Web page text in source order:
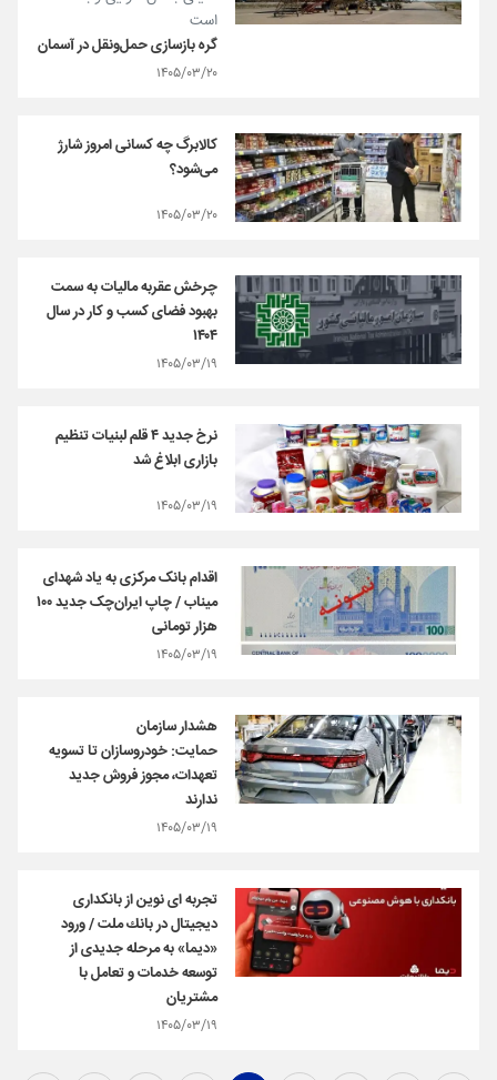
است
گره بازسازی حمل‌ونقل در آسمان
۱۴۰۵/۰۳/۲۰
کالابرگ چه کسانی امروز شارژ
می‌شود؟
۱۴۰۵/۰۳/۲۰
چرخش عقربه مالیات به سمت
بهبود فضای کسب و کار در سال
۱۴۰۴
۱۴۰۵/۰۳/۱۹
نرخ جدید ۴ قلم لبنیات تنظیم
بازاری ابلاغ شد
۱۴۰۵/۰۳/۱۹
اقدام بانک مرکزی به یاد شهدای
میناب / چاپ ایران‌چک جدید ۱۰۰
هزار تومانی
۱۴۰۵/۰۳/۱۹
هشدار سازمان
حمایت: خودروسازان تا تسویه
تعهدات، مجوز فروش جدید
ندارند
۱۴۰۵/۰۳/۱۹
تجربه ای نوین از بانكداری
دیجیتال در بانك ملت / ورود
«دیما» به مرحله جدیدی از
توسعه خدمات و تعامل با
مشتریان
۱۴۰۵/۰۳/۱۹